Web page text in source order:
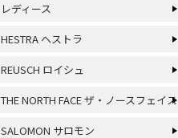
レディース
HESTRA ヘストラ
REUSCH ロイシュ
THE NORTH FACE ザ・ノースフェイス
SALOMON サロモン